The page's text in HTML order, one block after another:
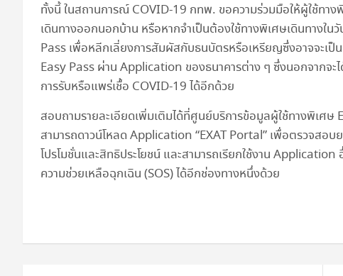
ทั้งนี้ ในสถานการณ์ COVID-19 กทพ. ขอความร่วมมือให้ผู้ใช้ทา
เดินทางออกนอกบ้าน หรือหากจำเป็นต้องใช้ทางพิเศษเดินทางใน
Pass เพื่อหลีกเลี่ยงการสัมผัสกับธนบัตรหรือเหรียญซึ่งอาจจะเป็
Easy Pass ผ่าน Application ของธนาคารต่าง ๆ ซึ่งนอกจากจะ
การรับหรือแพร่เชื้อ COVID-19 ได้อีกด้วย
สอบถามรายละเอียดเพิ่มเติมได้ที่ศูนย์บริการข้อมูลผู้ใช้ทางพิเศ
สามารถดาวน์โหลด Application “EXAT Portal” เพื่อตรวจสอบ
โปรโมชั่นและสิทธิประโยชน์ และสามารถเรียกใช้งาน
ความช่วยเหลือฉุกเฉิน (SOS) ได้อีกช่องทางหนึ่งด้วย